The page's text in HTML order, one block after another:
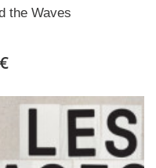
the Waves